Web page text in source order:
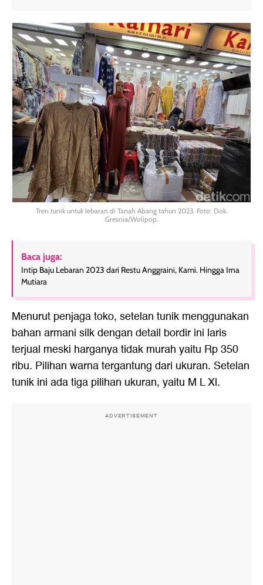
Tren tunik untuk lebaran di Tanah Abang tahun 2023. Foto: Dok.
Gresnia/Wolipop.
Baca juga:
Intip Baju Lebaran 2023 dari Restu Anggraini, Kami. Hingga Irna
Mutiara
Menurut penjaga toko, setelan tunik menggunakan
bahan armani silk dengan detail bordir ini laris
terjual meski harganya tidak murah yaitu Rp 350
ribu. Pilihan warna tergantung dari ukuran. Setelan
tunik ini ada tiga pilihan ukuran, yaitu M L Xl.
ADVERTISEMENT